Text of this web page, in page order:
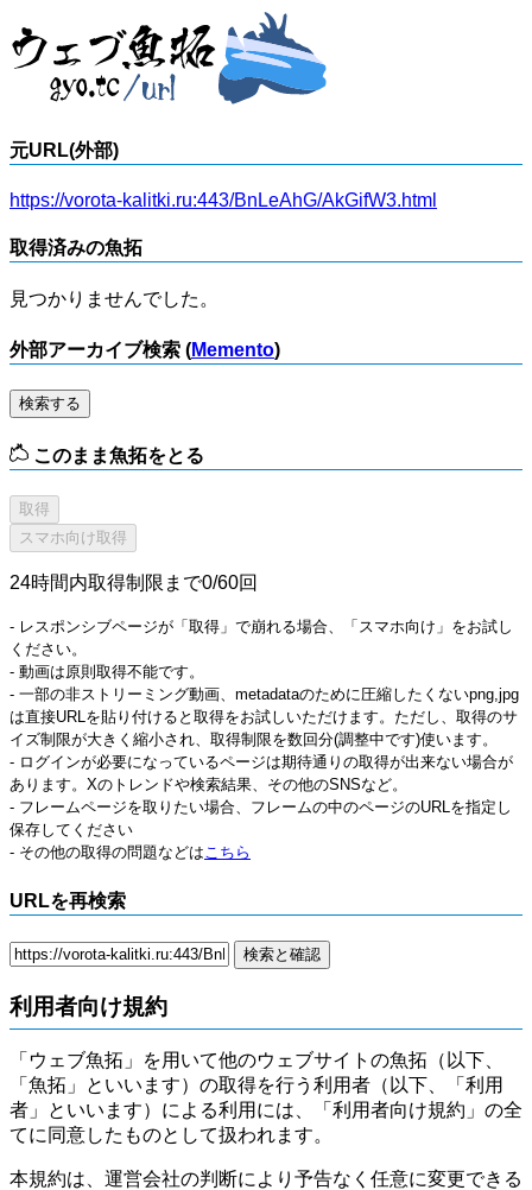
元URL(外部)
https://vorota-kalitki.ru:443/BnLeAhG/AkGifW3.html
取得済みの魚拓
見つかりませんでした。
外部アーカイブ検索 (Memento)
検索する
このまま魚拓をとる
24時間内取得制限まで0/60回
- レスポンシブページが「取得」で崩れる場合、「スマホ向け」をお試し
ください。
- 動画は原則取得不能です。
- 一部の非ストリーミング動画、metadataのために圧縮したくないpng,jpg
は直接URLを貼り付けると取得をお試しいただけます。ただし、取得のサ
イズ制限が大きく縮小され、取得制限を数回分(調整中です)使います。
- ログインが必要になっているページは期待通りの取得が出来ない場合が
あります。Xのトレンドや検索結果、その他のSNSなど。
- フレームページを取りたい場合、フレームの中のページのURLを指定し
保存してください
- その他の取得の問題などはこちら
URLを再検索
利用者向け規約
「ウェブ魚拓」を用いて他のウェブサイトの魚拓（以下、
「魚拓」といいます）の取得を行う利用者（以下、「利用
者」といいます）による利用には、「利用者向け規約」の全
てに同意したものとして扱われます。
本規約は、運営会社の判断により予告なく任意に変更できる